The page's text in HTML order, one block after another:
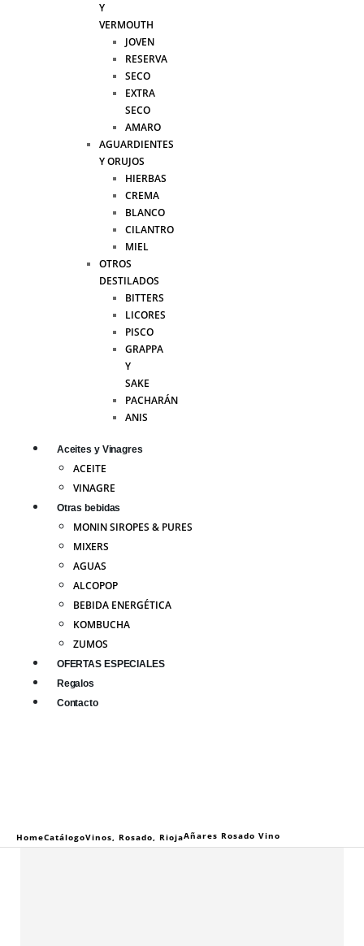
Y
VERMOUTH
JOVEN
RESERVA
SECO
EXTRA
SECO
AMARO
AGUARDIENTES
Y ORUJOS
HIERBAS
CREMA
BLANCO
CILANTRO
MIEL
OTROS
DESTILADOS
BITTERS
LICORES
PISCO
GRAPPA
Y
SAKE
PACHARÁN
ANIS
Aceites y Vinagres
ACEITE
VINAGRE
Otras bebidas
MONIN SIROPES & PURES
MIXERS
AGUAS
ALCOPOP
BEBIDA ENERGÉTICA
KOMBUCHA
ZUMOS
OFERTAS ESPECIALES
Regalos
Contacto
HomeCatálogoVinos, Rosado, RiojaAñares Rosado Vino